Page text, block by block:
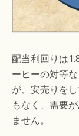
配当利回りは
ーヒーの対等
が、安売りを
もなく、需要
ません。